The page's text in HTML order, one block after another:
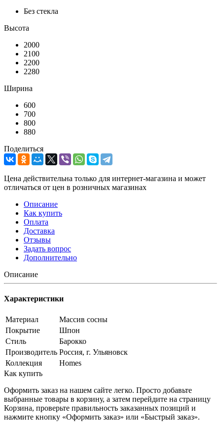
Без стекла
Высота
2000
2100
2200
2280
Ширина
600
700
800
880
Поделиться
Цена действительна только для интернет-магазина и может
отличаться от цен в розничных магазинах
Описание
Как купить
Оплата
Доставка
Отзывы
Задать вопрос
Дополнительно
Описание
Характеристики
Материал
Массив сосны
Покрытие
Шпон
Стиль
Барокко
Производитель Россия, г. Ульяновск
Коллекция
Homes
Как купить
Оформить заказ на нашем сайте легко. Просто добавьте
выбранные товары в корзину, а затем перейдите на страницу
Корзина, проверьте правильность заказанных позиций и
нажмите кнопку «Оформить заказ» или «Быстрый заказ».